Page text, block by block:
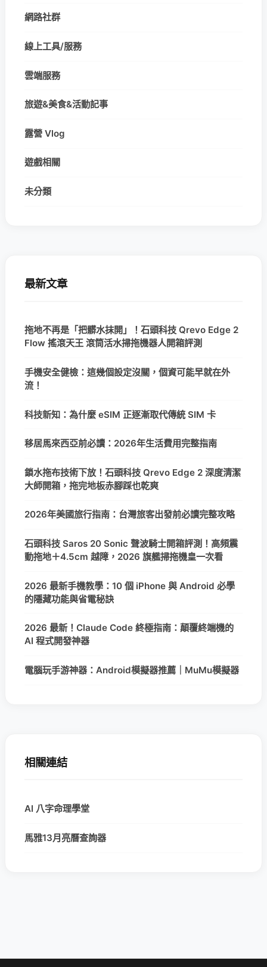
網路社群
線上工具/服務
雲端服務
旅遊&美食&活動記事
露營 Vlog
遊戲相關
未分類
最新文章
拖地不再是「把髒水抹開」！石頭科技 Qrevo Edge 2
Flow 搖滾天王 滾筒活水掃拖機器人開箱評測
手機安全健檢：這幾個設定沒關，個資可能早就在外
流！
科技新知：為什麼 eSIM 正逐漸取代傳統 SIM 卡
移居馬來西亞前必讀：2026年生活費用完整指南
鎖水拖布技術下放！石頭科技 Qrevo Edge 2 深度清潔
大師開箱，拖完地板赤腳踩也乾爽
2026年美國旅行指南：台灣旅客出發前必讀完整攻略
石頭科技 Saros 20 Sonic 聲波騎士開箱評測！高頻震
動拖地＋4.5cm 越障，2026 旗艦掃拖機皇一次看
2026 最新手機教學：10 個 iPhone 與 Android 必學
的隱藏功能與省電秘訣
2026 最新！Claude Code 終極指南：顛覆終端機的
AI 程式開發神器
電腦玩手游神器：Android模擬器推薦｜MuMu模擬器
相關連結
AI 八字命理學堂
馬雅13月亮曆查詢器